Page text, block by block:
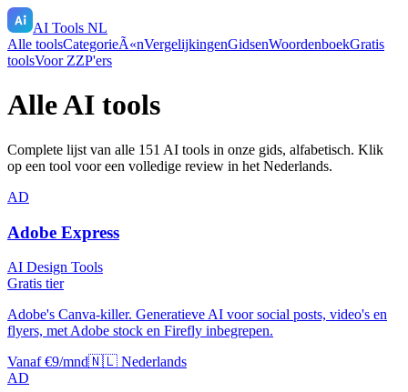
AI Tools NL
Alle toolsCategorieÃ«nVergelijkingenGidsenWoordenboekGratis
toolsVoor ZZP'ers
Alle AI tools
Complete lijst van alle 151 AI tools in onze gids, alfabetisch. Klik
op een tool voor een volledige review in het Nederlands.
AD
Adobe Express
AI Design Tools
Gratis tier
Adobe's Canva-killer. Generatieve AI voor social posts, video's en
flyers, met Adobe stock en Firefly inbegrepen.
Vanaf €9/mnd🇳🇱 Nederlands
AD